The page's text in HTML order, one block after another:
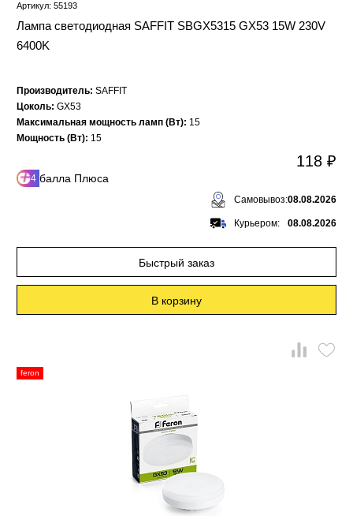
Артикул: 55193
Лампа светодиодная SAFFIT SBGX5315 GX53 15W 230V
6400K
Производитель: SAFFIT
Цоколь: GX53
Максимальная мощность ламп (Вт): 15
Мощность (Вт): 15
4 балла Плюса
118 ₽
Самовывоз:08.08.2026
Курьером: 08.08.2026
Быстрый заказ
В корзину
feron